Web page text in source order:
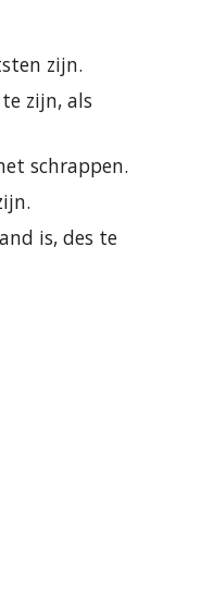
zijn.
zijn, als
schrappen.
is, des te